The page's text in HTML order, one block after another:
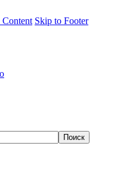
Content Skip to Footer